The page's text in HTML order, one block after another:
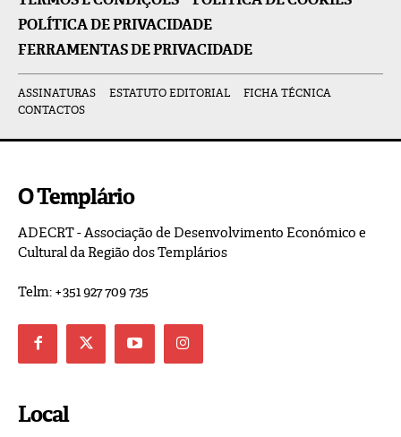
POLÍTICA DE PRIVACIDADE
FERRAMENTAS DE PRIVACIDADE
ASSINATURAS ESTATUTO EDITORIAL
FICHA TÉCNICA
CONTACTOS
O Templário
ADECRT - Associação de Desenvolvimento Económico e
Cultural da Região dos Templários
Telm: +351 927 709 735
Local